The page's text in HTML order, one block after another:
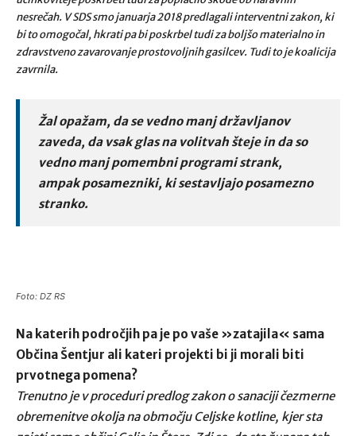
nesrečah. V SDS smo januarja 2018 predlagali interventni zakon, ki
bi to omogočal, hkrati pa bi poskrbel tudi za boljšo materialno in
zdravstveno zavarovanje prostovoljnih gasilcev. Tudi to je koalicija
zavrnila.
Žal opažam, da se vedno manj državljanov
zaveda, da vsak glas na volitvah šteje in da so
vedno manj pomembni programi strank,
ampak posamezniki, ki sestavljajo posamezno
stranko.
Foto: DZ RS
Na katerih področjih pa je po vaše »zatajila« sama
Občina Šentjur ali kateri projekti bi ji morali biti
prvotnega pomena?
Trenutno je v proceduri predlog zakon o sanaciji čezmerne
obremenitve okolja na območju Celjske kotline, kjer sta